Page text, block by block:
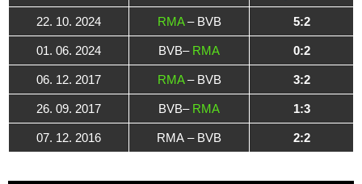
22. 10. 2024 RMA– BVB 5:2
01. 06. 2024 BVB– RMA 0:2
06. 12. 2017 RMA– BVB 3:2
26. 09. 2017 BVB– RMA 1:3
07. 12. 2016 RMA – BVB 2:2